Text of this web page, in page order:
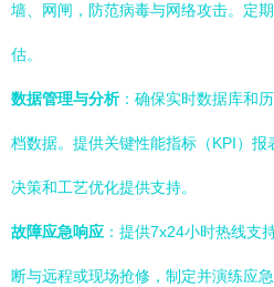
墙、网闸，防范病毒与网络攻击。定
估。
数据管理与分析：确保实时数据库和
档数据。提供关键性能指标（KPI）
决策和工艺优化提供支持。
故障应急响应 ：提供7x24小时热线支
断与远程或现场抢修，制定并演练应